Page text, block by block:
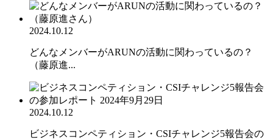
2024.10.12
どんなメンバーがARUNの活動に関わっているの？
（藤原進...
2024.10.12
ビジネスコンペティション・CSIチャレンジ5報告会の